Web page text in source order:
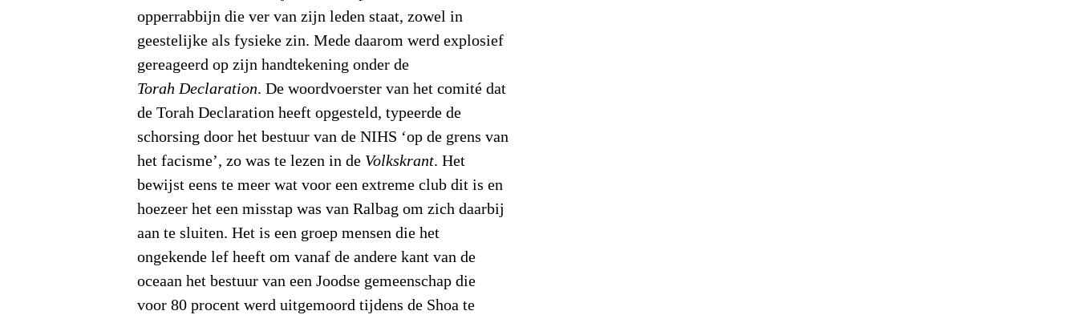
opperrabbijn die ver van zijn leden staat, zowel in
geestelijke als fysieke zin. Mede daarom werd explosief
gereageerd op zijn handtekening onder de
Torah Declaration. De woordvoerster van het comité dat
de Torah Declaration heeft opgesteld, typeerde de
schorsing door het bestuur van de NIHS ‘op de grens van
het facisme’, zo was te lezen in de Volkskrant. Het
bewijst eens te meer wat voor een extreme club dit is en
hoezeer het een misstap was van Ralbag om zich daarbij
aan te sluiten. Het is een groep mensen die het
ongekende lef heeft om vanaf de andere kant van de
oceaan het bestuur van een Joodse gemeenschap die
voor 80 procent werd uitgemoord tijdens de Shoa te